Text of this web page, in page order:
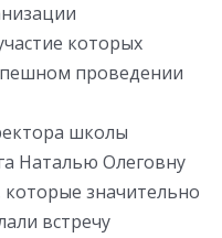
которых
проведении
школы
Наталью Олеговну
которые значительно
встречу